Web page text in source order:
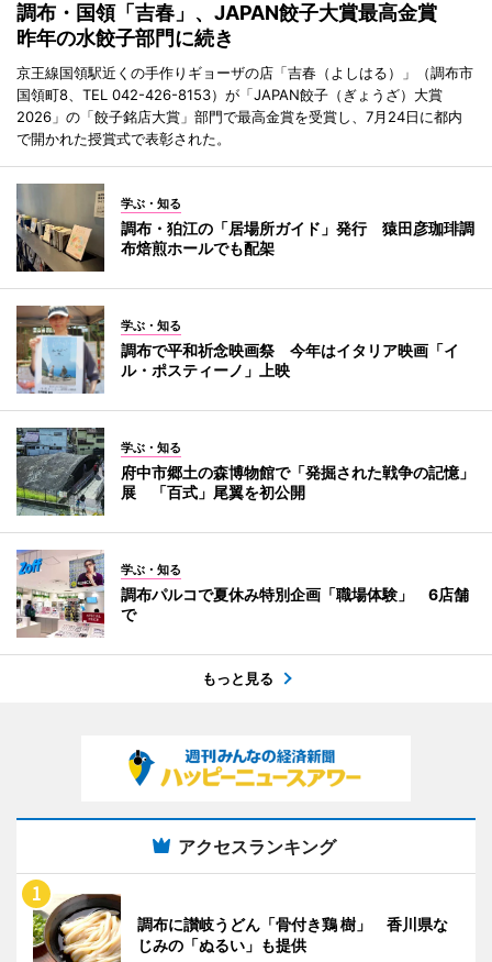
調布・国領「吉春」、JAPAN餃子大賞最高金賞
昨年の水餃子部門に続き
京王線国領駅近くの手作りギョーザの店「吉春（よしはる）」（調布市
国領町8、TEL 042-426-8153）が「JAPAN餃子（ぎょうざ）大賞
2026」の「餃子銘店大賞」部門で最高金賞を受賞し、7月24日に都内
で開かれた授賞式で表彰された。
学ぶ・知る
調布・狛江の「居場所ガイド」発行 猿田彦珈琲調
布焙煎ホールでも配架
学ぶ・知る
調布で平和祈念映画祭 今年はイタリア映画「イ
ル・ポスティーノ」上映
学ぶ・知る
府中市郷土の森博物館で「発掘された戦争の記憶」
展 「百式」尾翼を初公開
学ぶ・知る
調布パルコで夏休み特別企画「職場体験」 6店舗
で
もっと見る
アクセスランキング
調布に讃岐うどん「骨付き鶏 樹」 香川県な
じみの「ぬるい」も提供